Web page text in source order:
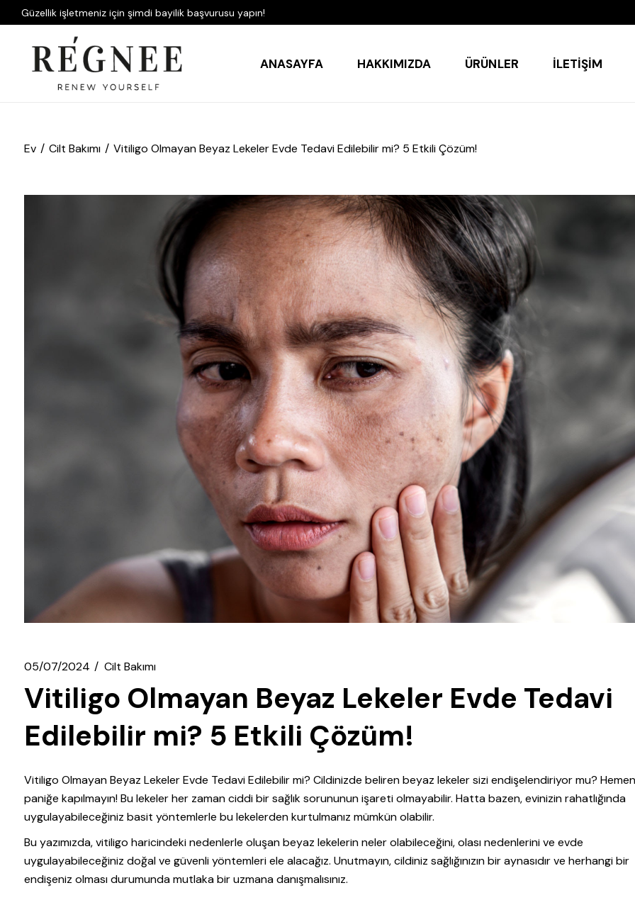
Güzellik işletmeniz için şimdi bayilik başvurusu yapın!
ANASAYFA HAKKIMIZDA ÜRÜNLER İLETIŞIM
Ev Cilt Bakımı Vitiligo Olmayan Beyaz Lekeler Evde Tedavi Edilebilir mi? 5 Etkili Çözüm!
05/07/2024 Cilt Bakımı
Vitiligo Olmayan Beyaz Lekeler Evde Tedavi
Edilebilir mi? 5 Etkili Çözüm!
Vitiligo Olmayan Beyaz Lekeler Evde Tedavi Edilebilir mi? Cildinizde beliren beyaz lekeler sizi endişelendiriyor mu? Hemen
paniğe kapılmayın! Bu lekeler her zaman ciddi bir sağlık sorununun işareti olmayabilir. Hatta bazen, evinizin rahatlığında
uygulayabileceğiniz basit yöntemlerle bu lekelerden kurtulmanız mümkün olabilir.
Bu yazımızda, vitiligo haricindeki nedenlerle oluşan beyaz lekelerin neler olabileceğini, olası nedenlerini ve evde
uygulayabileceğiniz doğal ve güvenli yöntemleri ele alacağız. Unutmayın, cildiniz sağlığınızın bir aynasıdır ve herhangi bir
endişeniz olması durumunda mutlaka bir uzmana danışmalısınız.